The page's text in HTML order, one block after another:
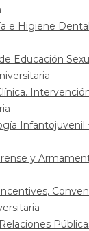
e Higiene
Educación
Infantojuvenil
y